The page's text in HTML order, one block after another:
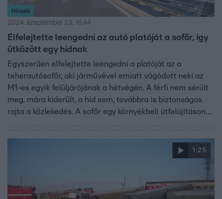
Híradó
2024. szeptember 23. 16:44
Elfelejtette leengedni az autó platóját a sofőr, így
ütközött egy hídnak
Egyszerűen elfelejtette leengedni a platóját az a
teherautósofőr, aki járművével emiatt vágódott neki az
M1-es egyik felüljárójának a hétvégén. A férfi nem sérült
meg, mára kiderült, a híd sem, továbbra is biztonságos
rajta a közlekedés. A sofőr egy környékbeli útfelújításon
nem lett nagyobb baj. A hibázó teherautós pénzbüntetést
1:25